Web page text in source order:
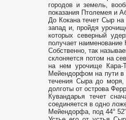
городов и земель,
показания Птолемея и
До Кокана течет Сыр на
запад и, пройдя
которых северный
получает
Собственно, так
склоняется потом на
на нем урочище Кара-
Мейендорфом на пути в
течения Сыра до моря,
долготы от острова
Кувандарья течет
соединяется в одно
Мейендорфа, под 44°